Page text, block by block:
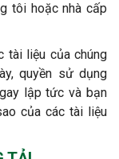
tôi hoặc nhà cấp
tài liệu của chúng
quyền sử dụng
lập tức và bạn
của các tài liệu